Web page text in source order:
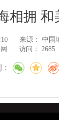
相拥 和
来源： 中国
访问： 2685